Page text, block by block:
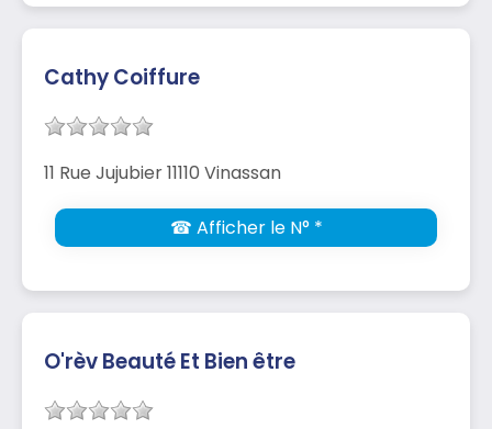
Cathy Coiffure
11 Rue Jujubier 11110 Vinassan
☎ Afficher le N° *
O'rèv Beauté Et Bien être